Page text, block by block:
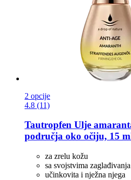
2 opcije
4.8 (11)
Tautropfen Ulje
područja oko očiju, 15
za zrelu kožu
sa svojstvima zaglađivanja
učinkovita i nježna njega